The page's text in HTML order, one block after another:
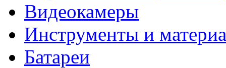
Видеокамеры
Инструменты и
Батареи